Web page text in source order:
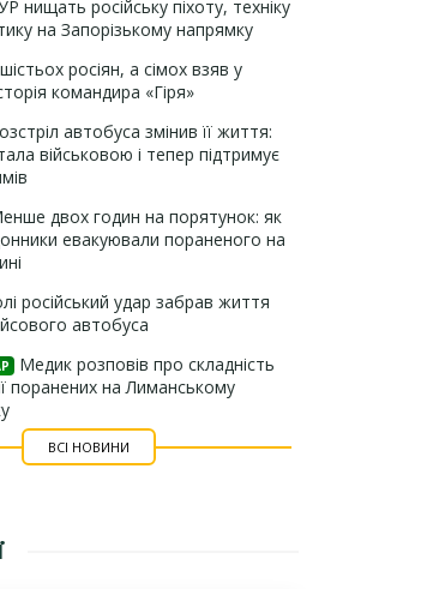
нищать російську піхоту, техніку
на Запорізькому напрямку
росіян, а сімох взяв у
командира «Гіря»
автобуса змінив її життя:
військовою і тепер підтримує
двох годин на порятунок: як
евакуювали пораненого на
російський удар забрав життя
автобуса
Медик розповів про складність
поранених на Лиманському
ВСІ НОВИНИ